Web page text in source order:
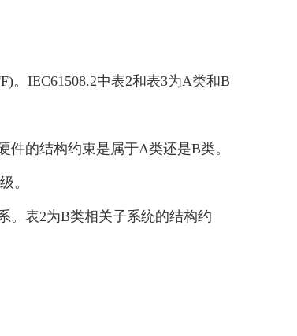
。IEC61508.2中表2和表3为A类和B
的结构约束是属于A类还是B类。
。
。表2为B类相关子系统的结构约